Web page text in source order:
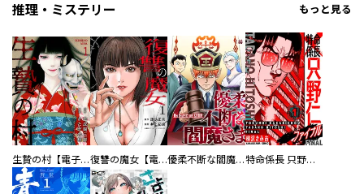
推理・ミステリー もっと見る
生贄の村【電子単行本版】 復讐の魔女【電子単行本版】 優柔不断な閻魔さま 特命係長 只野仁ファイナル 愛蔵版